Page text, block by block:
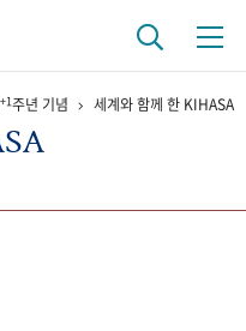
장
+1주년 기념 세계와 함께 한 KIHASA